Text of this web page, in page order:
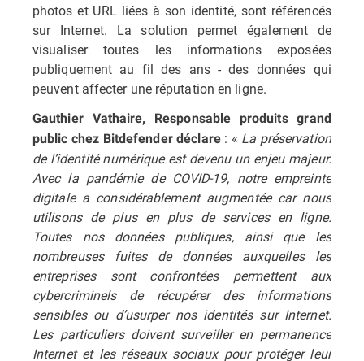
photos et URL liées à son identité, sont référencés
sur Internet. La solution permet également de
visualiser toutes les informations exposées
publiquement au fil des ans - des données qui
peuvent affecter une réputation en ligne.
Gauthier Vathaire, Responsable produits grand
public chez Bitdefender déclare: « La préservation
de l’identité numérique est devenu un enjeu majeur.
Avec la pandémie de COVID-19, notre empreinte
digitale a considérablement augmentée car nous
utilisons de plus en plus de services en ligne.
Toutes nos données publiques, ainsi que les
nombreuses fuites de données auxquelles les
entreprises sont confrontées permettent aux
cybercriminels de récupérer des informations
sensibles ou d’usurper nos identités sur Internet.
Les particuliers doivent surveiller en permanence
Internet et les réseaux sociaux pour protéger leur